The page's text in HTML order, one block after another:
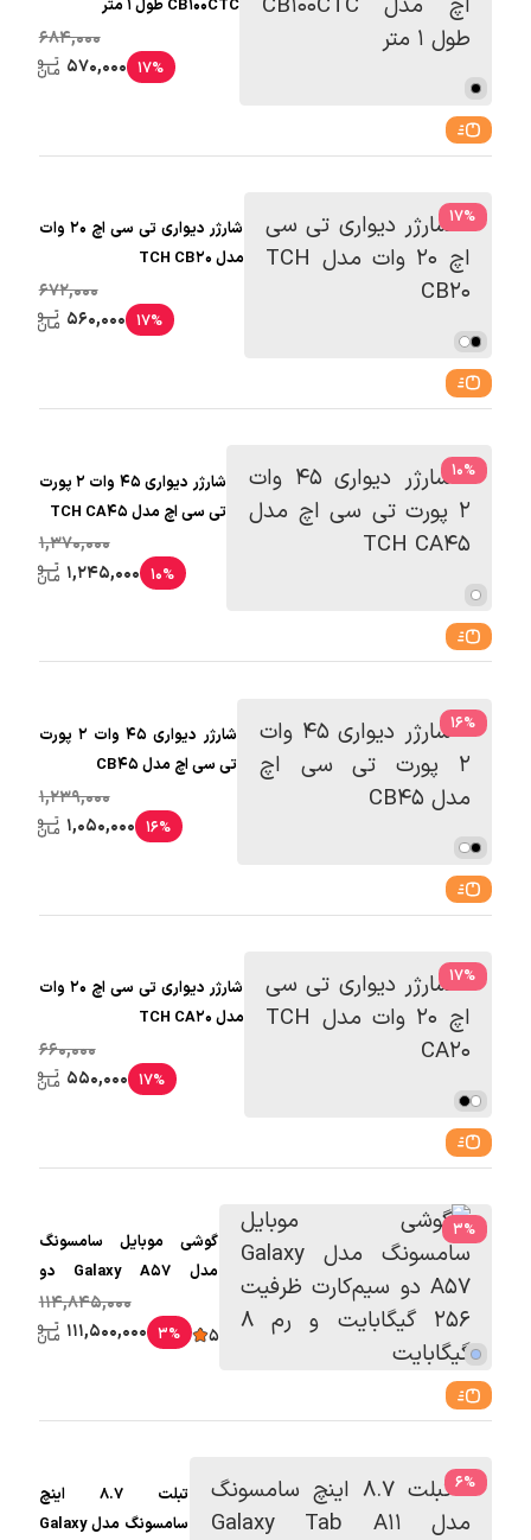
CB100CTC طول 1 متر
684,000
17%
570,000
%
17
شارژر دیواری تی سی اچ 20 وات
مدل TCH CB20
672,000
17%
560,000
%
10
شارژر دیواری 45 وات 2 پورت
تی سی اچ مدل TCH CA45
1,370,000
10%
1,245,000
%
16
شارژر دیواری 45 وات 2 پورت
تی سی اچ مدل CB45
1,239,000
16%
1,050,000
%
17
شارژر دیواری تی سی اچ 20 وات
مدل TCH CA20
660,000
17%
550,000
%
3
گوشی موبایل سامسونگ
مدل Galaxy A57 دو
سیم‌کارت ظرفیت 256
گیگابایت و رم 8 گیگابایت
5
114,845,000
3%
111,500,000
%
6
تبلت 8.7 اینچ
سامسونگ مدل Galaxy